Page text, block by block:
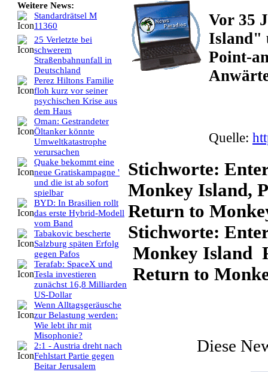
Weitere News:
Standardrätsel M
11360
25 Verletzte bei
schwerem
Straßenbahnunfall in
Deutschland
Perez Hiltons Familie
floh kurz vor seiner
psychischen Krise aus
dem Haus
Oman: Gestrandeter
Öltanker könnte
Umweltkatastrophe
verursachen
Quake bekommt eine
neue Gratiskampagne '
und die ist ab sofort
spielbar
BYD: In Brasilien rollt
das erste Hybrid-Modell
vom Band
Tabakovic bescherte
Salzburg späten Erfolg
gegen Pafos
Terafab: SpaceX und
Tesla investieren
zunächst 16,8 Milliarden
US-Dollar
Wenn Alltagsgeräusche
zur Belastung werden:
Wie lebt ihr mit
Misophonie?
2:1 - Austria dreht nach
Fehlstart Partie gegen
Beitar Jerusalem
Vor 35
Island"
Point-
Quelle:
Stichworte:
Monkey Island,
Return to
Stichworte:
Monkey Island
Return to
Diese